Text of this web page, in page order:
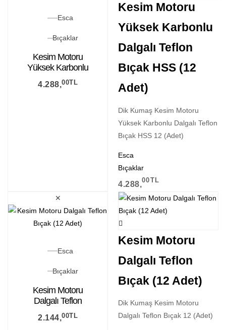
Esca
Bıçaklar
Kesim Motoru
Yüksek Karbonlu
Dalgalı Teflon
Bıçak HSS (12
4.288,00TL
Kesim Motoru
Yüksek Karbonlu
Dalgalı Teflon
Bıçak HSS (12
Adet)
Dik Kumaş Kesim Motoru
Yüksek Karbonlu Dalgalı Teflon
Bıçak HSS 12 (Adet)
Esca
Bıçaklar
4.288,00TL
✕
Esca
Bıçaklar
Kesim Motoru
Dalgalı Teflon
Bıçak (12 Adet)
2.144,00TL
Kesim Motoru
Dalgalı Teflon
Bıçak (12 Adet)
Dik Kumaş Kesim Motoru
Dalgalı Teflon Bıçak 12 (Adet)